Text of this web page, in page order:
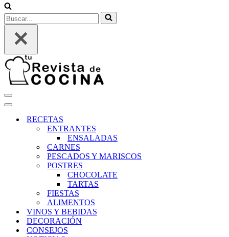
Buscar...
Menú
de
Menú
navegaciónRECETAS
ENTRANTES
ENSALADAS
CARNES
PESCADOS Y MARISCOS
POSTRES
CHOCOLATE
TARTAS
FIESTAS
ALIMENTOS
VINOS Y BEBIDAS
DECORACIÓN
CONSEJOS